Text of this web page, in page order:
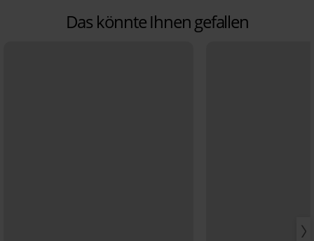
Das könnte Ihnen gefallen